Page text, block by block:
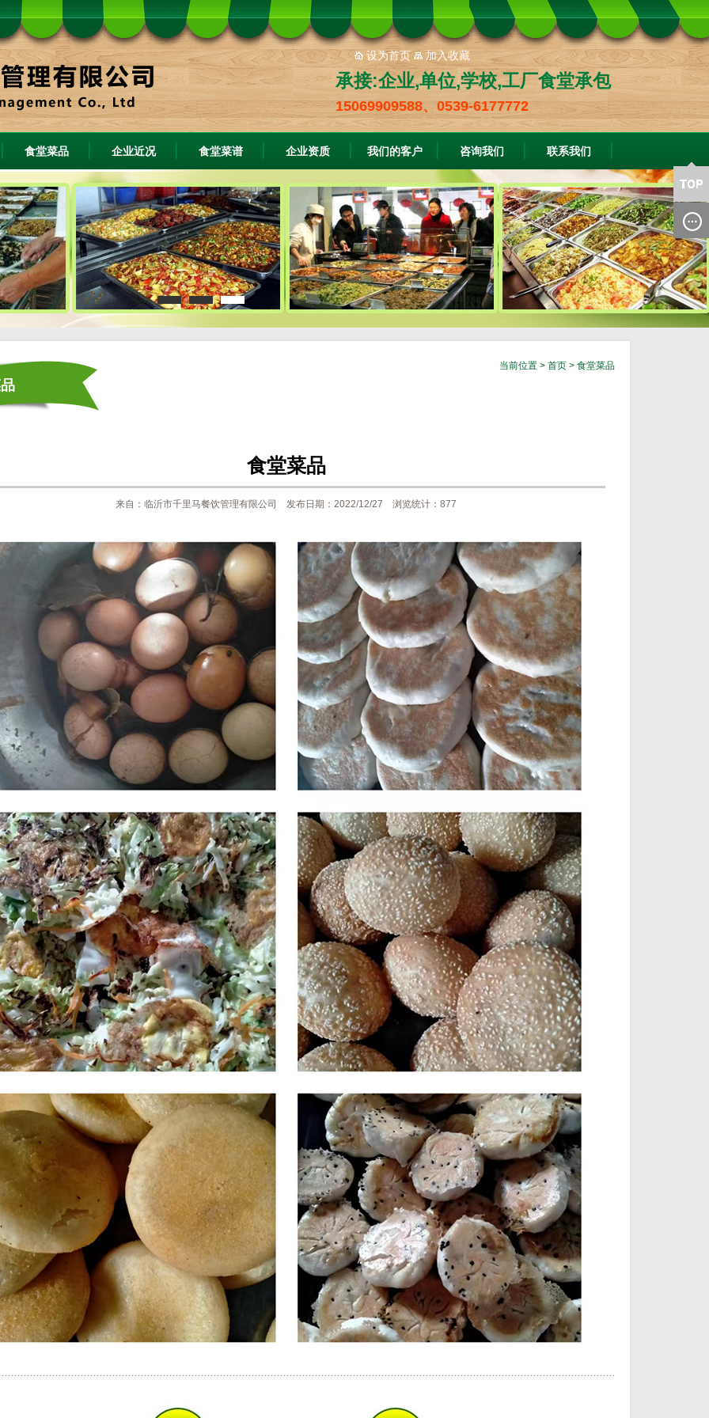
设为首页 加入收藏
承接:企业,单位,学校,工厂食堂承包
15069909588、0539-6177772
食堂菜品 企业近况 食堂菜谱 企业资质 我们的客户 咨询我们 联系我们
当前位置 > 首页> 食堂菜品
食堂菜品
来自：临沂市千里马餐饮管理有限公司 发布日期：2022/12/27 浏览统计：877